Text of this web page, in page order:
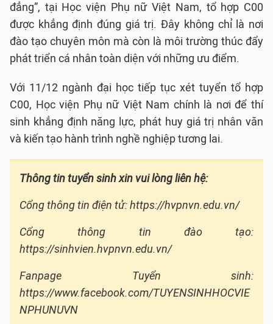
đẳng”, tại Học viện Phụ nữ Việt Nam, tổ hợp C00
được khẳng định đúng giá trị. Đây không chỉ là nơi
đào tạo chuyên môn mà còn là môi trường thúc đẩy
phát triển cá nhân toàn diện với những ưu điểm.
Với 11/12 ngành đại học tiếp tục xét tuyển tổ hợp
C00, Học viện Phụ nữ Việt Nam chính là nơi để thí
sinh khẳng định năng lực, phát huy giá trị nhân văn
và kiến tạo hành trình nghề nghiệp tương lai.
Thông tin tuyển sinh xin vui lòng liên hệ:
Cổng thông tin điện tử: https://hvpnvn.edu.vn/
Cổng thông tin đào tạo:
https://sinhvien.hvpnvn.edu.vn/
Fanpage Tuyển sinh:
https://www.facebook.com/TUYENSINHHOCVIE
NPHUNUVN